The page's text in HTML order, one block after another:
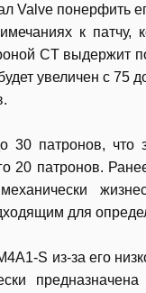
Valve понерфить
к
CT выдержит
увеличен с
30 патронов, что
20 патронов.
для
S из-за его